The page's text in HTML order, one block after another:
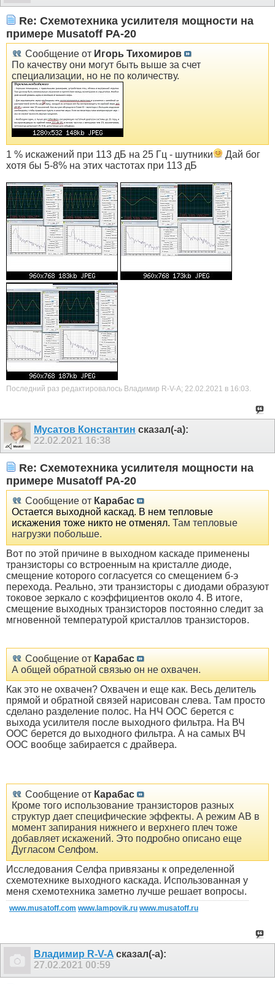
Re: Схемотехника усилителя мощности на
примере Musatoff PA-20
Сообщение от Игорь Тихомиров
По качеству они могут быть выше за счет
специализации, но не по количеству.
1 % искажений при 113 дБ на 25 Гц - шутники
Дай бог
хотя бы 5-8% на этих частотах при 113 дБ
Последний раз редактировалось Владимир R-V-A; 22.02.2021 в 16:03.
Мусатов Константин сказал(-а):
22.02.2021 16:38
Re: Схемотехника усилителя мощности на
примере Musatoff PA-20
Сообщение от Карабас
Остается выходной каскад. В нем тепловые
искажения тоже никто не отменял. Там тепловые
нагрузки побольше.
Вот по этой причине в выходном каскаде применены
транзисторы со встроенным на кристалле диоде,
смещение которого согласуется со смещением б-э
перехода. Реально, эти транзисторы с диодами образуют
токовое зеркало с коэффициентов около 4. В итоге,
смещение выходных транзисторов постоянно следит за
мгновенной температурой кристаллов транзисторов.
Сообщение от Карабас
А общей обратной связью он не охвачен.
Как это не охвачен? Охвачен и еще как. Весь делитель
прямой и обратной связей нарисован слева. Там просто
сделано разделение полос. На НЧ ООС берется с
выхода усилителя после выходного фильтра. На ВЧ
ООС берется до выходного фильтра. А на самых ВЧ
ООС вообще забирается с драйвера.
Сообщение от Карабас
Кроме того использование транзисторов разных
структур дает специфические эффекты. А режим АВ в
момент запирания нижнего и верхнего плеч тоже
добавляет искажений. Это подробно описано еще
Дугласом Селфом.
Исследования Селфа привязаны к определенной
схемотехнике выходного каскада. Использованная у
меня схемотехника заметно лучше решает вопросы.
www.musatoff.com www.lampovik.ru www.musatoff.ru
Владимир R-V-A сказал(-а):
27.02.2021 00:59